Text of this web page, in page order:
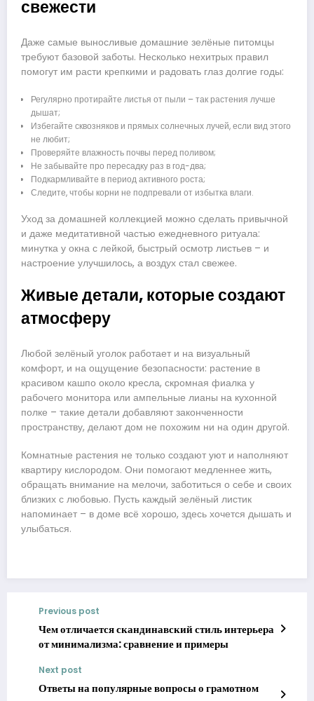
свежести
Даже самые выносливые домашние зелёные питомцы
требуют базовой заботы. Несколько нехитрых правил
помогут им расти крепкими и радовать глаз долгие годы:
Регулярно протирайте листья от пыли – так растения лучше
дышат;
Избегайте сквозняков и прямых солнечных лучей, если вид этого
не любит;
Проверяйте влажность почвы перед поливом;
Не забывайте про пересадку раз в год-два;
Подкармливайте в период активного роста;
Следите, чтобы корни не подпревали от избытка влаги.
Уход за домашней коллекцией можно сделать привычной
и даже медитативной частью ежедневного ритуала:
минутка у окна с лейкой, быстрый осмотр листьев – и
настроение улучшилось, а воздух стал свежее.
Живые детали, которые создают
атмосферу
Любой зелёный уголок работает и на визуальный
комфорт, и на ощущение безопасности: растение в
красивом кашпо около кресла, скромная фиалка у
рабочего монитора или ампельные лианы на кухонной
полке – такие детали добавляют законченности
пространству, делают дом не похожим ни на один другой.
Комнатные растения не только создают уют и наполняют
квартиру кислородом. Они помогают медленнее жить,
обращать внимание на мелочи, заботиться о себе и своих
близких с любовью. Пусть каждый зелёный листик
напоминает – в доме всё хорошо, здесь хочется дышать и
улыбаться.
Previous post
Чем отличается скандинавский стиль интерьера
от минимализма: сравнение и примеры
Next post
Ответы на популярные вопросы о грамотном